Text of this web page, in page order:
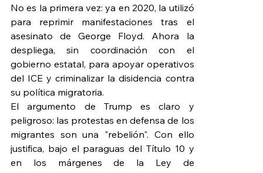
No es la primera vez: ya en 2020, la utilizó
para reprimir manifestaciones tras el
asesinato de George Floyd. Ahora la
despliega, sin coordinación con el
gobierno estatal, para apoyar operativos
del ICE y criminalizar la disidencia contra
su política migratoria.
El argumento de Trump es claro y
peligroso: las protestas en defensa de los
migrantes son una "rebelión". Con ello
justifica, bajo el paraguas del Título 10 y
en los márgenes de la Ley de